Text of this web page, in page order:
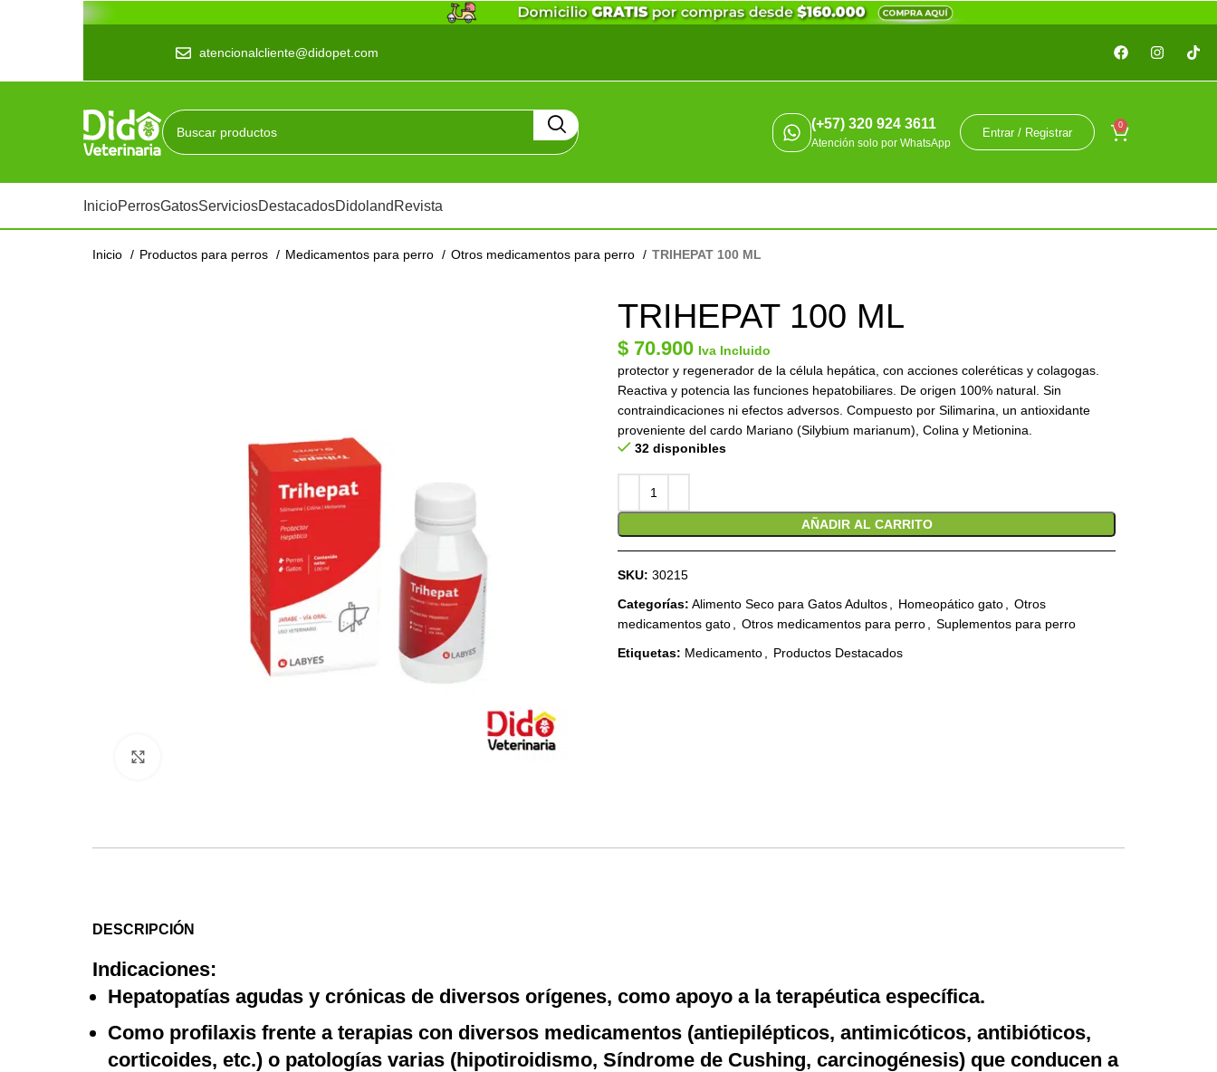
atencionalcliente@didopet.com
(+57) 320 924 3611
Atención solo por WhatsApp
Entrar / Registrar
0
InicioPerrosGatosServiciosDestacadosDidoland Revista
Inicio Productos para perros Medicamentos para perro Otros medicamentos para perro TRIHEPAT 100 ML
TRIHEPAT 100 ML
$ 70.900 Iva Incluido
protector y regenerador de la célula hepática, con acciones coleréticas y colagogas.
Reactiva y potencia las funciones hepatobiliares. De origen 100% natural. Sin
contraindicaciones ni efectos adversos. Compuesto por Silimarina, un antioxidante
proveniente del cardo Mariano (Silybium marianum), Colina y Metionina.
32 disponibles
AÑADIR AL CARRITO
SKU: 30215
Categorías: Alimento Seco para Gatos Adultos Homeopático gato
Otros
medicamentos gato
Otros medicamentos para perro
Suplementos para perro
Etiquetas: Medicamento Productos Destacados
DESCRIPCIÓN
Indicaciones:
Hepatopatías agudas y crónicas de diversos orígenes, como apoyo a la terapéutica específica.
Como profilaxis frente a terapias con diversos medicamentos (antiepilépticos, antimicóticos, antibióticos,
corticoides, etc.) o patologías varias (hipotiroidismo, Síndrome de Cushing, carcinogénesis) que conducen a